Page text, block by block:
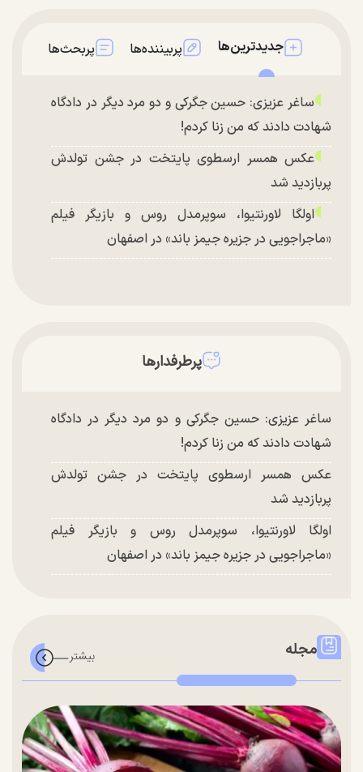
جدیدترین‌ها پربیننده‌ها پربحث‌ها
ساغر عزیزی: حسین جگرکی و دو مرد دیگر در دادگاه
شهادت دادند که من زنا کردم!
عکس همسر ارسطوی پایتخت در جشن تولدش
پربازدید شد
اولگا لاورنتیوا، سوپرمدل روس و بازیگر فیلم
«ماجراجویی در جزیره جیمز باند» در اصفهان
پرطرفدارها
ساغر عزیزی: حسین جگرکی و دو مرد دیگر در دادگاه
شهادت دادند که من زنا کردم!
عکس همسر ارسطوی پایتخت در جشن تولدش
پربازدید شد
اولگا لاورنتیوا، سوپرمدل روس و بازیگر فیلم
«ماجراجویی در جزیره جیمز باند» در اصفهان
مجله